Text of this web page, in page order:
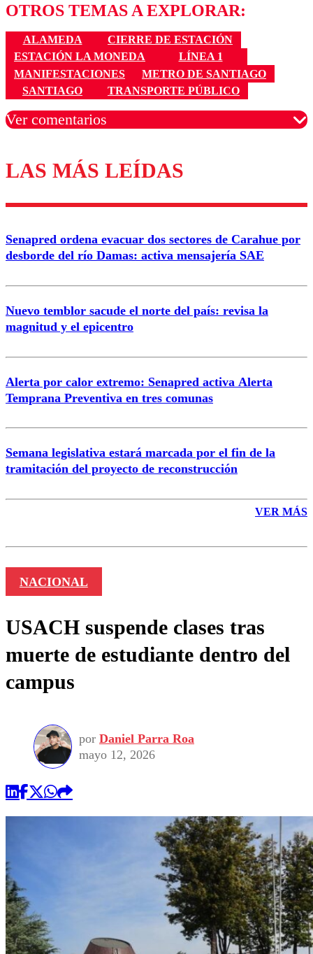
OTROS TEMAS A EXPLORAR:
ALAMEDA
CIERRE DE ESTACIÓN
ESTACIÓN LA MONEDA
LÍNEA 1
MANIFESTACIONES
METRO DE SANTIAGO
SANTIAGO
TRANSPORTE PÚBLICO
Ver comentarios
Los comentarios son moderados para garantizar un
diálogo respetuoso.
Correo
LAS MÁS LEÍDAS
Senapred ordena evacuar dos sectores de Carahue por
desborde del río Damas: activa mensajería SAE
Nuevo temblor sacude el norte del país: revisa la
magnitud y el epicentro
Alerta por calor extremo: Senapred activa Alerta
Temprana Preventiva en tres comunas
Semana legislativa estará marcada por el fin de la
tramitación del proyecto de reconstrucción
VER MÁS
NACIONAL
USACH suspende clases tras
muerte de estudiante dentro del
campus
por Daniel Parra Roa
mayo 12, 2026